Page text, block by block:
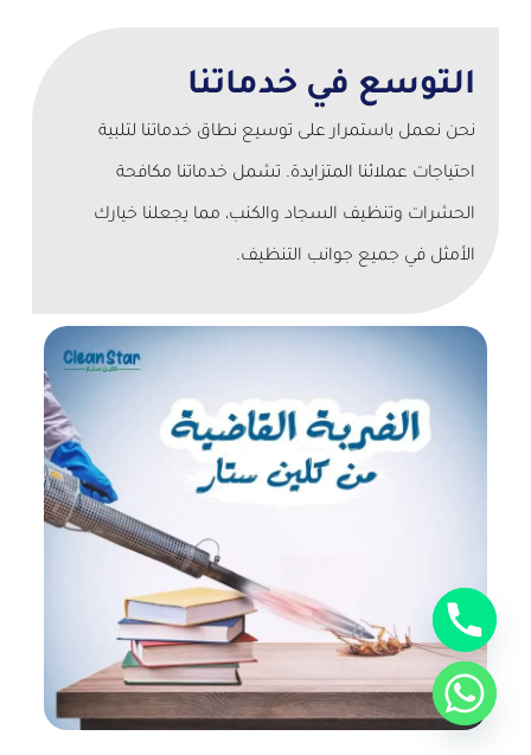
التوسع في خدماتنا
نحن نعمل باستمرار على توسيع نطاق خدماتنا لتلبية
احتياجات عملائنا المتزايدة. تشمل خدماتنا مكافحة
الحشرات وتنظيف السجاد والكنب، مما يجعلنا خيارك
الأمثل في جميع جوانب التنظيف.